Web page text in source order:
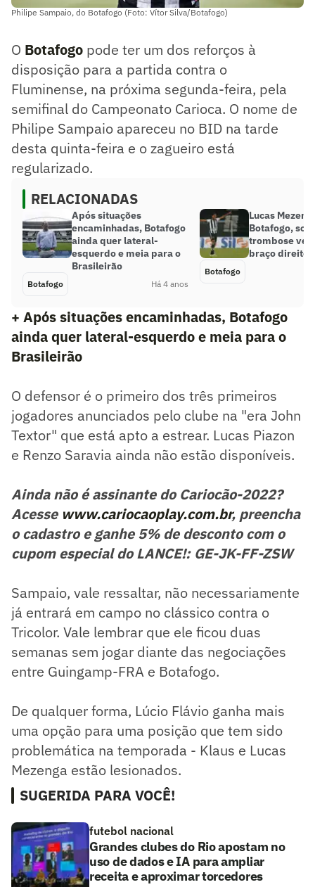
Philipe Sampaio, do Botafogo (Foto: Vítor Silva/Botafogo)
O Botafogo pode ter um dos reforços à
disposição para a partida contra o
Fluminense, na próxima segunda-feira, pela
semifinal do Campeonato Carioca. O nome de
Philipe Sampaio apareceu no BID na tarde
desta quinta-feira e o zagueiro está
regularizado.
RELACIONADAS
Após situações
encaminhadas, Botafogo
ainda quer lateral-
esquerdo e meia para o
Brasileirão
Botafogo Há 4 anos
Lucas
Botafogo,
trombose
braço direito
Botafogo
+ Após situações encaminhadas, Botafogo
ainda quer lateral-esquerdo e meia para o
Brasileirão
O defensor é o primeiro dos três primeiros
jogadores anunciados pelo clube na "era John
Textor" que está apto a estrear. Lucas Piazon
e Renzo Saravia ainda não estão disponíveis.
Ainda não é assinante do Cariocão-2022?
Acessewww.cariocaoplay.com.br, preencha
o cadastro e ganhe 5% de desconto com o
cupom especial do LANCE!: GE-JK-FF-ZSW
Sampaio, vale ressaltar, não necessariamente
já entrará em campo no clássico contra o
Tricolor. Vale lembrar que ele ficou duas
semanas sem jogar diante das negociações
entre Guingamp-FRA e Botafogo.
De qualquer forma, Lúcio Flávio ganha mais
uma opção para uma posição que tem sido
problemática na temporada - Klaus e Lucas
Mezenga estão lesionados.
SUGERIDA PARA VOCÊ!
futebol nacional
Grandes clubes do Rio apostam no
uso de dados e IA para ampliar
receita e aproximar torcedores